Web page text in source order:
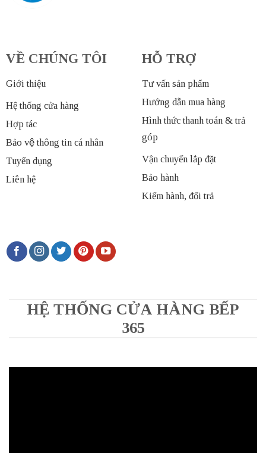
VỀ CHÚNG TÔI
Giới thiệu
Hệ thống cửa hàng
Hợp tác
Bảo vệ thông tin cá nhân
Tuyển dụng
Liên hệ
HỖ TRỢ
Tư vấn sản phẩm
Hướng dẫn mua hàng
Hình thức thanh toán & trả
góp
Vận chuyển lắp đặt
Bảo hành
Kiểm hành, đổi trả
HỆ THỐNG CỬA HÀNG BẾP
365